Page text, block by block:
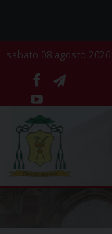
content
sabato 08 agosto 2026
facebook
telegram
YouTube